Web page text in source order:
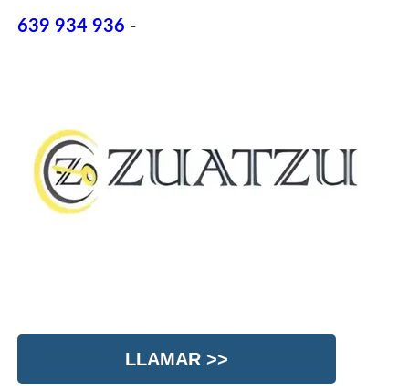
639 934 936 -
LLAMAR >>